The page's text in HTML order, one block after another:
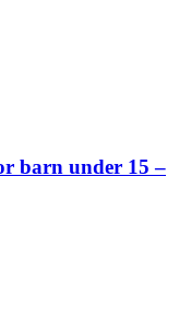
barn under 15 –